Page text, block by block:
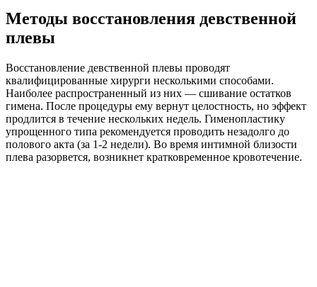
Методы восстановления девственной
плевы
Восстановление девственной плевы проводят
квалифицированные хирурги несколькими способами.
Наиболее распространенный из них — сшивание остатков
гимена. После процедуры ему вернут целостность, но эффект
продлится в течение нескольких недель. Гименопластику
упрощенного типа рекомендуется проводить незадолго до
полового акта (за 1-2 недели). Во время интимной близости
плева разорвется, возникнет кратковременное кровотечение.